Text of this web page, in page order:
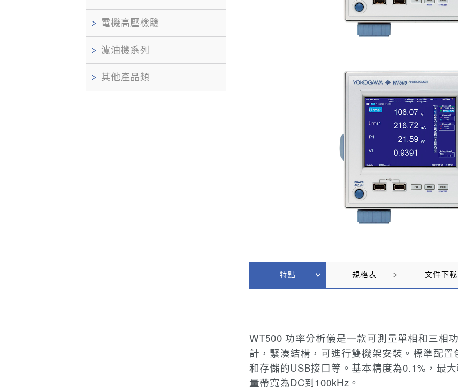
電機高壓檢驗
濾油機系列
其他產品類
特點 規格表 文件下載
WT500 功率分析儀是一款可測量單相和三相
計，緊湊結構，可進行雙機架安裝。 標準配置
和存儲的USB接口等。 基本精度為0.1%，最
量帶寬為DC到100kHz。